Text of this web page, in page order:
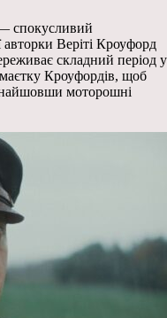
— спокусливий
авторки Веріті Кроуфорд
складний період у
маєтку Кроуфордів, щоб
моторошні